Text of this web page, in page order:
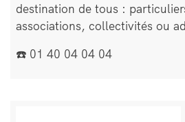
destination de tous :
associations, collectivités ou
☎️ 01 40 04 04 04